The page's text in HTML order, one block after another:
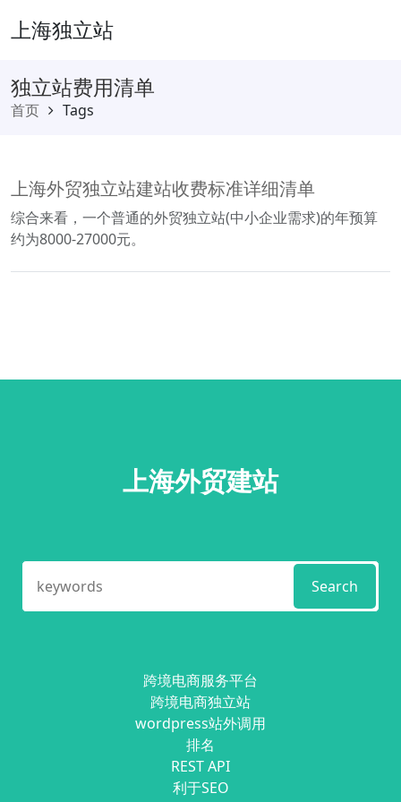
上海独立站
独立站费用清单
首页 Tags
上海外贸独立站建站收费标准详细清单
综合来看，一个普通的外贸独立站(中小企业需求)的年预算
约为8000-27000元。
上海外贸建站
Search
跨境电商服务平台
跨境电商独立站
wordpress站外调用
排名
REST API
利于SEO